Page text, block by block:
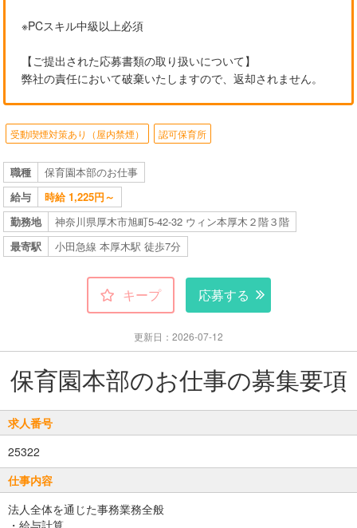
※PCスキル中級以上必須
【ご提出された応募書類の取り扱いについて】
弊社の責任において破棄いたしますので、返却されません。
受動喫煙対策あり（屋内禁煙） 認可保育所
職種
保育園本部のお仕事
給与
時給 1,225円～
勤務地
神奈川県厚木市旭町5-42-32 ウィン本厚木２階３階
最寄駅
小田急線 本厚木駅 徒歩7分
キープ 応募する
更新日：2026-07-12
保育園本部のお仕事の募集要項
求人番号
25322
仕事内容
法人全体を通じた事務業務全般